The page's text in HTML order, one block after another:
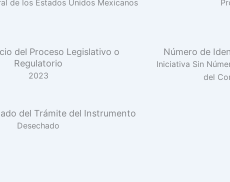
de los Estados Unidos Mexicanos
del Proceso Legislativo o
Regulatorio
2023
Número de
Iniciativa Sin
del
del Trámite del Instrumento
Desechado